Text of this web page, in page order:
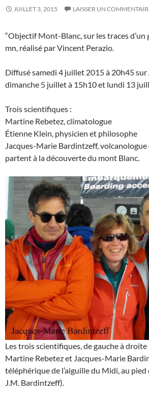
JUILLET 3, 2015 LAISSER UN
“Objectif Mont-Blanc, sur les traces d’un
mn, réalisé par Vincent Perazio.
Diffusé samedi 4 juillet 2015 à 20h45
dimanche 5 juillet à 15h10 et lundi 13
Trois scientifiques :
Martine Rebetez, climatologue
Étienne Klein, physicien et philosophe
Jacques-Marie Bardintzeff, volcanologue
partent à la découverte du mont Blanc.
Les trois scientifiques, de gauche à
Martine Rebetez et Jacques-Marie
téléphérique de l’aiguille du Midi, au
J.M. Bardintzeff).